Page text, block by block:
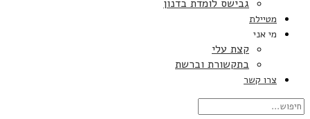
גבישס לומדת בדנון
מטיילת
מי אני
קצת עלי
בתקשורת וברשת
צרו קשר